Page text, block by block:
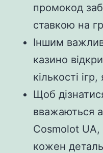
промокод
ставкою на
Іншим
казино
кількості
Щоб
вважаються
Cosmolot UA,
кожен